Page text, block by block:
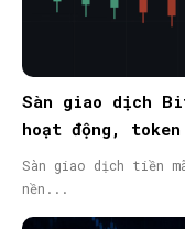
Sàn giao dịch
hoạt động, token
Sàn giao dịch tiền
nền...